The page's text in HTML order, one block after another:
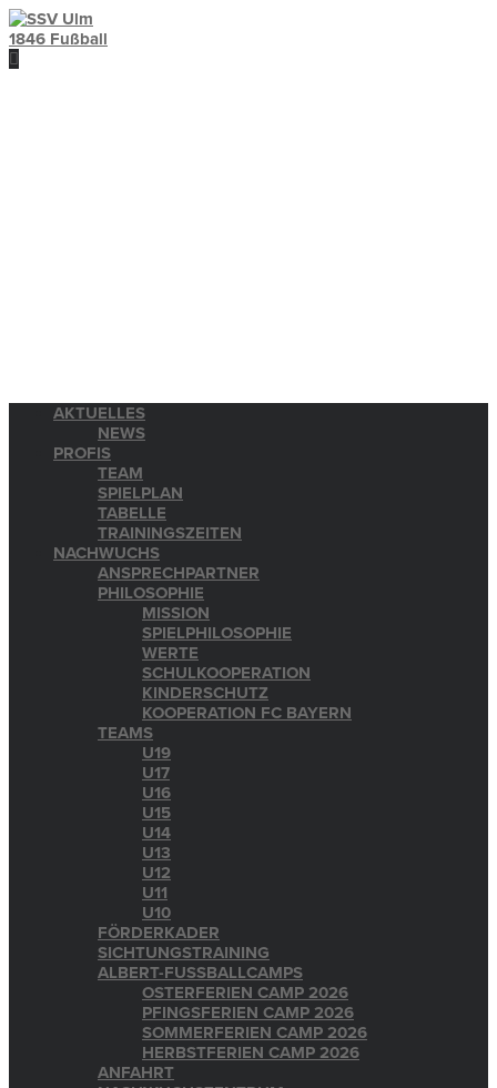
AKTUELLES
NEWS
PROFIS
TEAM
SPIELPLAN
TABELLE
TRAININGSZEITEN
NACHWUCHS
ANSPRECHPARTNER
PHILOSOPHIE
MISSION
SPIELPHILOSOPHIE
WERTE
SCHULKOOPERATION
KINDERSCHUTZ
KOOPERATION FC BAYERN
TEAMS
U19
U17
U16
U15
U14
U13
U12
U11
U10
FÖRDERKADER
SICHTUNGSTRAINING
ALBERT-FUSSBALLCAMPS
OSTERFERIEN CAMP 2026
PFINGSFERIEN CAMP 2026
SOMMERFERIEN CAMP 2026
HERBSTFERIEN CAMP 2026
ANFAHRT